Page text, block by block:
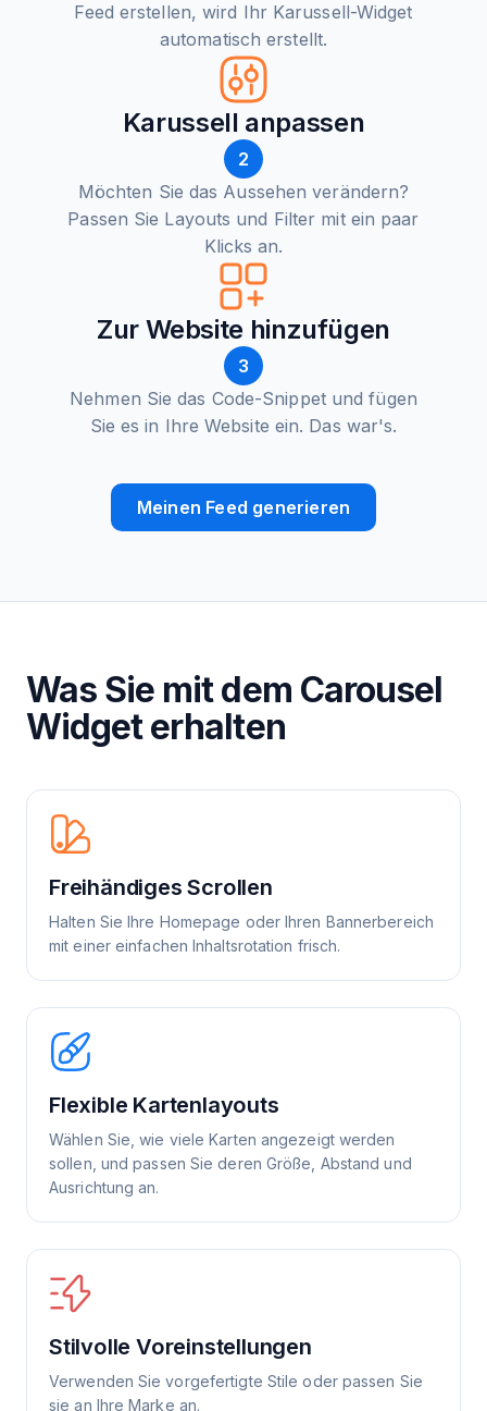
Feed erstellen, wird Ihr Karussell-Widget
automatisch erstellt.
Karussell anpassen
2
Möchten Sie das Aussehen verändern?
Passen Sie Layouts und Filter mit ein paar
Klicks an.
Zur Website hinzufügen
3
Nehmen Sie das Code-Snippet und fügen
Sie es in Ihre Website ein. Das war's.
Meinen Feed generieren
Was Sie mit dem Carousel
Widget erhalten
Freihändiges Scrollen
Halten Sie Ihre Homepage oder Ihren Bannerbereich
mit einer einfachen Inhaltsrotation frisch.
Flexible Kartenlayouts
Wählen Sie, wie viele Karten angezeigt werden
sollen, und passen Sie deren Größe, Abstand und
Ausrichtung an.
Stilvolle Voreinstellungen
Verwenden Sie vorgefertigte Stile oder passen Sie
sie an Ihre Marke an.